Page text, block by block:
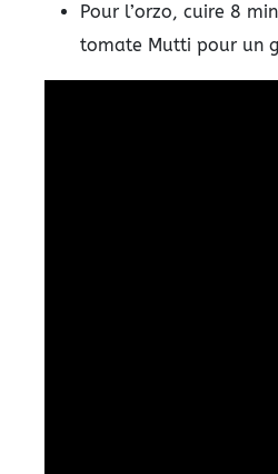
Pour l’orzo, cuire 8
tomate Mutti pour un